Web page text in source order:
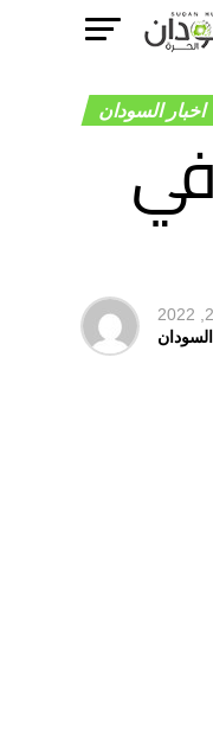
اخبار السودان
السودان